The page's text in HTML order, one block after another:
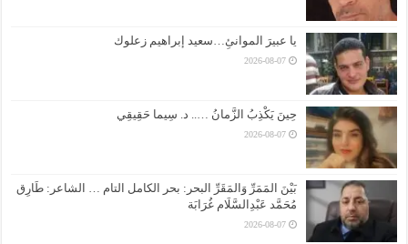
يا عبيرَ الموانئِ…سعيد إبراهيم زعلوك
2026-08-07
حِينَ يَكْذِبُ الزَّمانُ ….. د. سِيما حَقِيقِي
2026-08-07
بَيْنَ المَمَرِّ وَالمَقَرِّ البحر: بحر الكامل التام … الشاعر: طَارِق
مُحَمَّد عَبْدِالسَّلَام غُرَابَة
2026-08-07